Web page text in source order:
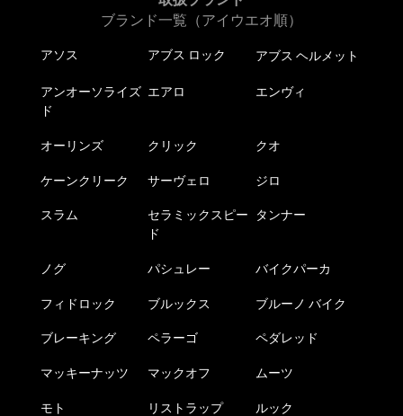
ブランド一覧（アイウエオ順）
アソス アブス ロック アブス ヘルメット
アンオーソライズ
ド
エアロ エンヴィ
オーリンズ クリック クオ
ケーンクリーク サーヴェロ ジロ
スラム
セラミックスピー
ド
タンナー
ノグ パシュレー バイクパーカ
フィドロック ブルックス ブルーノ バイク
ブレーキング ペラーゴ ペダレッド
マッキーナッツ マックオフ ムーツ
モト リストラップ ルック